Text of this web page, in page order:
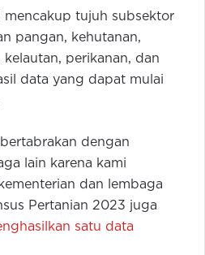
mencakup tujuh subsektor
pangan, kehutanan,
perikanan, dan
data yang dapat mulai
dengan
lain karena kami
dan lembaga
Pertanian 2023 juga
satu data